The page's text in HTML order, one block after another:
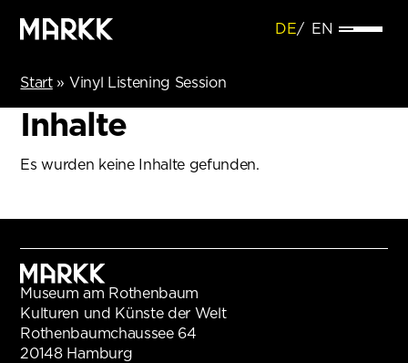
DE EN
Start» Vinyl Listening Session
Inhalte
Es wurden keine Inhalte gefunden.
Museum am Rothenbaum
Kulturen und Künste der Welt
Rothenbaumchaussee 64
20148 Hamburg